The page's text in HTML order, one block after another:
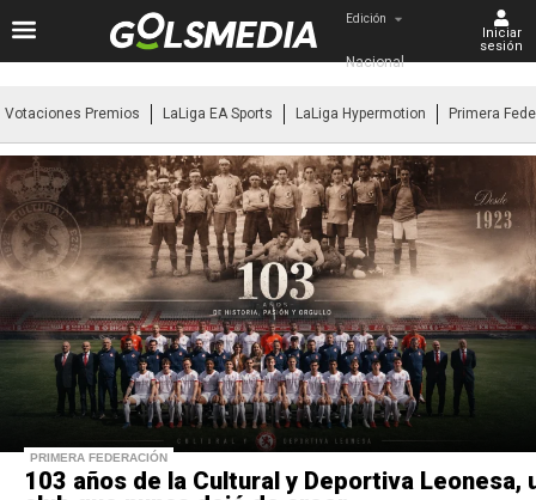
Edición
Nacional
Iniciar
sesión
Votaciones Premios LaLiga EA Sports LaLiga Hypermotion Primera
PRIMERA FEDERACIÓN
103 años de la Cultural y Deportiva Leonesa,